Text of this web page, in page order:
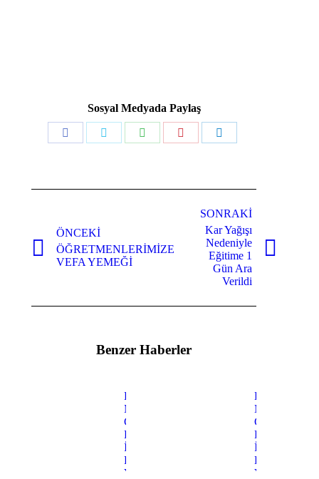
Sosyal Medyada Paylaş
ÖNCEKI
Önceki
yazı:
ÖĞRETMENLERİMİZE
VEFA YEMEĞİ
SONRAKI
Sonraki
mesaj:
Kar Yağışı
Nedeniyle
Eğitime 1
Gün Ara
Verildi
Benzer Haberler
Bahçeli
Mahallesi
G40C05A4B
Paftasında
İlave İmar
Planı
Yapılması
BAHÇELİ
MAH.
G40C05A3D
İMAR
YAPILMASI